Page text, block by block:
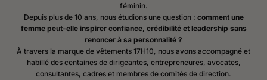
féminin.
Depuis plus de 10 ans, nous étudions une question : comment une
femme peut-elle inspirer confiance, crédibilité et leadership sans
renoncer à sa personnalité ?
À travers la marque de vêtements 17H10, nous avons accompagné et
habillé des centaines de dirigeantes, entrepreneures, avocates,
consultantes, cadres et membres de comités de direction.